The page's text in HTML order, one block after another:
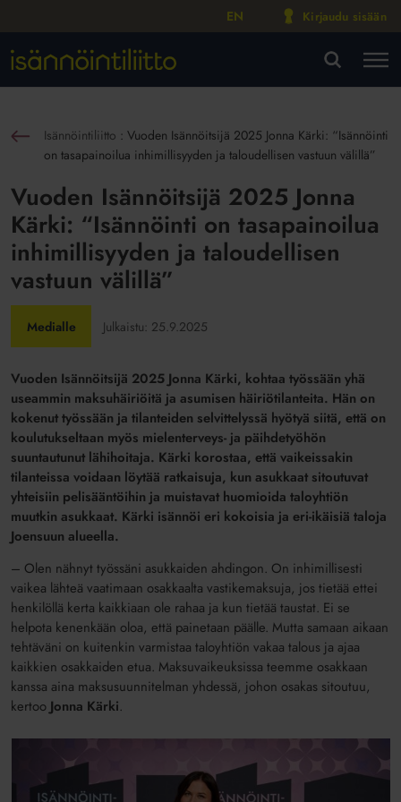
EN Kirjaudu sisään
Isännöintiliitto :Vuoden Isännöitsijä 2025 Jonna Kärki: “Isännöinti
on tasapainoilua inhimillisyyden ja taloudellisen vastuun välillä”
Vuoden Isännöitsijä 2025 Jonna
Kärki: “Isännöinti on tasapainoilua
inhimillisyyden ja taloudellisen
vastuun välillä”
Medialle Julkaistu: 25.9.2025
Vuoden Isännöitsijä 2025 Jonna Kärki, kohtaa työssään yhä
useammin maksuhäiriöitä ja asumisen häiriötilanteita. Hän on
kokenut työssään ja tilanteiden selvittelyssä hyötyä siitä, että on
koulutukseltaan myös mielenterveys- ja päihdetyöhön
suuntautunut lähihoitaja. Kärki korostaa, että vaikeissakin
tilanteissa voidaan löytää ratkaisuja, kun asukkaat sitoutuvat
yhteisiin pelisääntöihin ja muistavat huomioida taloyhtiön
muutkin asukkaat. Kärki isännöi eri kokoisia ja eri-ikäisiä taloja
Joensuun alueella.
– Olen nähnyt työssäni asukkaiden ahdingon. On inhimillisesti
vaikea lähteä vaatimaan osakkaalta vastikemaksuja, jos tietää ettei
henkilöllä kerta kaikkiaan ole rahaa ja kun tietää taustat. Ei se
helpota kenenkään oloa, että painetaan päälle. Mutta samaan aikaan
tehtäväni on kuitenkin varmistaa taloyhtiön vakaa talous ja ajaa
kaikkien osakkaiden etua. Maksuvaikeuksissa teemme osakkaan
kanssa aina maksusuunnitelman yhdessä, johon osakas sitoutuu,
kertoo Jonna Kärki.